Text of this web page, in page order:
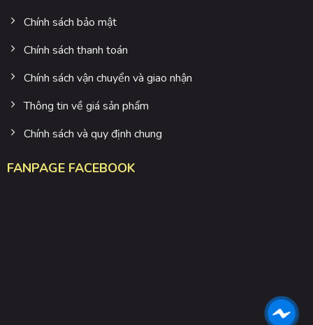
Chính sách bảo mật
Chính sách thanh toán
Chính sách vận chuyển và giao nhận
Thông tin về giá sản phẩm
Chính sách và quy định chung
FANPAGE FACEBOOK